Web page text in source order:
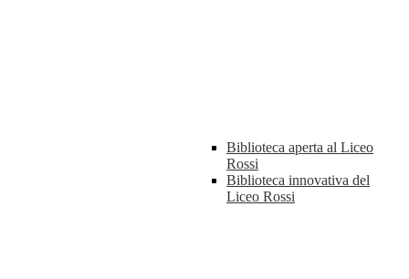
Biblioteca aperta al Liceo
Rossi
Biblioteca innovativa del
Liceo Rossi